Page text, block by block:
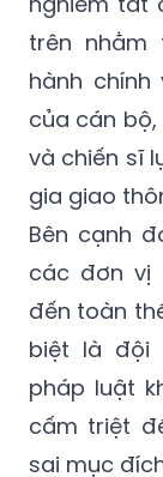
trên nhằm
hành
của cán
và chiến sĩ
gia giao
Bên cạnh
các đơn vị
đến toàn
biệt là đội
pháp luật
cấm triệt
sai mục